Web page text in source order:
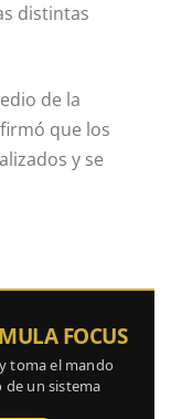
distintas
de la
que los
y se
FOCUS
toma el mando
un sistema